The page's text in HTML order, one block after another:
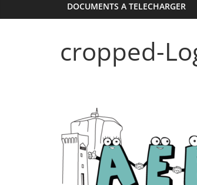
DOCUMENTS A TELECHARGER
cropped-